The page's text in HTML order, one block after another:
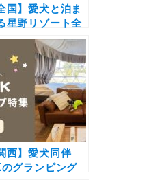
国】愛犬と泊ま
星野リゾート全
設大特集！実際
泊まり写真レポ
コミも | 大切な
トと特別な旅行
しもう♪
西】愛犬同伴
グランピング